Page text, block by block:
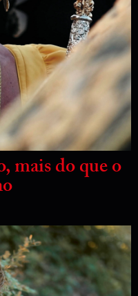
mais do que o